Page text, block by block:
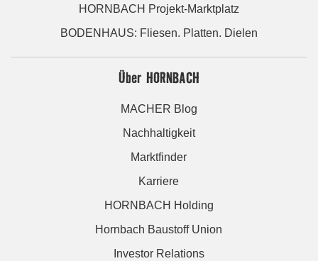
HORNBACH Projekt-Marktplatz
BODENHAUS: Fliesen. Platten. Dielen
Über HORNBACH
MACHER Blog
Nachhaltigkeit
Marktfinder
Karriere
HORNBACH Holding
Hornbach Baustoff Union
Investor Relations